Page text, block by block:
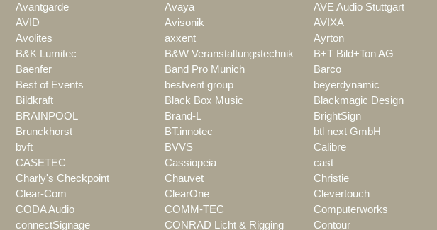
Avantgarde Avaya
AVE Audio Stuttgart
AVID Avisonik
AVIXA
Avolites axxent
Ayrton
B&K Lumitec B&W Veranstaltungstechnik
B+T Bild+Ton AG
Baenfer Band Pro Munich
Barco
Best of Events bestvent group
beyerdynamic
Bildkraft Black Box Music
Blackmagic Design
BRAINPOOL Brand-L
BrightSign
Brunckhorst BT.innotec
btl next GmbH
bvft BVVS
Calibre
CASETEC Cassiopeia
cast
Charly's Checkpoint Chauvet
Christie
Clear-Com ClearOne
Clevertouch
CODA Audio COMM-TEC
Computerworks
connectSignage CONRAD Licht & Rigging
Contour